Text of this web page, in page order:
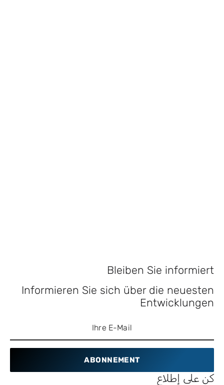
Bleiben Sie informiert
Informieren Sie sich über die neuesten
Entwicklungen
ABONNEMENT
كن على إطلاع